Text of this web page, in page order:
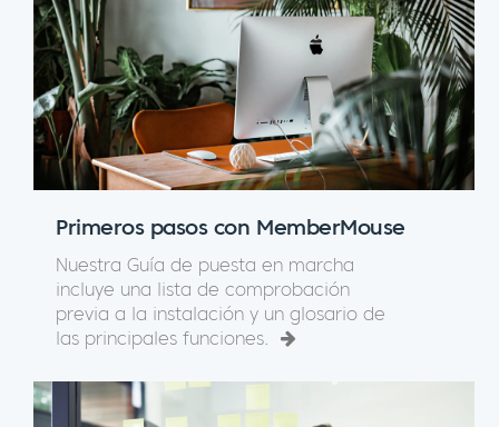
Primeros pasos con MemberMouse
Nuestra Guía de puesta en marcha
incluye una lista de comprobación
previa a la instalación y un glosario de
las principales funciones.